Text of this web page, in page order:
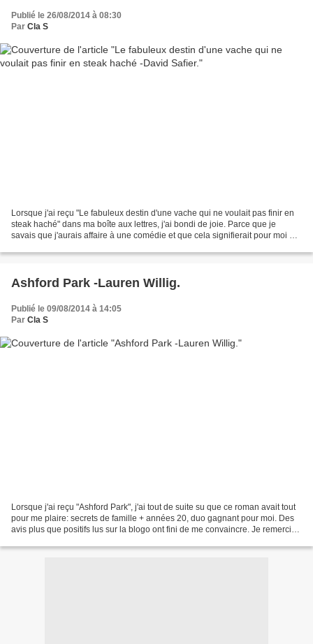
Publié le 26/08/2014 à 08:30
Par Cla S
Lorsque j'ai reçu "Le fabuleux destin d'une vache qui ne voulait pas finir en
steak haché" dans ma boîte aux lettres, j'ai bondi de joie. Parce que je
savais que j'aurais affaire à une comédie et que cela signifierait pour moi un
Ashford Park -Lauren Willig.
Publié le 09/08/2014 à 14:05
Par Cla S
Lorsque j'ai reçu "Ashford Park", j'ai tout de suite su que ce roman avait tout
pour me plaire: secrets de famille + années 20, duo gagnant pour moi. Des
avis plus que positifs lus sur la blogo ont fini de me convaincre. Je remercie